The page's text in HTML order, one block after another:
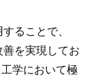
ることで、
を実現してお
学において極